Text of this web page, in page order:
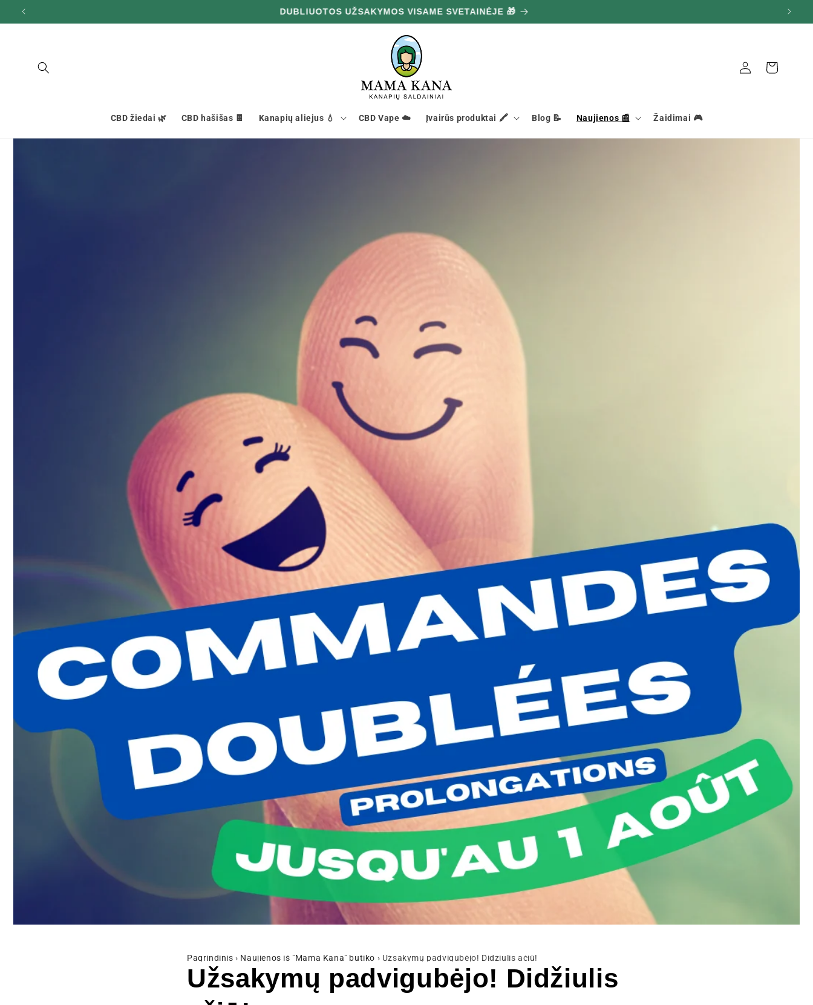
ir pereikite
prie turinio
DUBLIUOTOS UŽSAKYMOS VISAME SVETAINĖJE 🎁
CBD žiedai 🌿 CBD hašišas 🍫 Kanapių aliejus 💧 CBD Vape ☁️ Įvairūs produktai 🖍️ Blog 📝 Naujienos 📰 Žaidimai 🎮
Ryšys Krepšelis
Pagrindinis › Naujienos iš "Mama Kana" butiko › Užsakymų padvigubėjo! Didžiulis ačiū!
Užsakymų padvigubėjo! Didžiulis